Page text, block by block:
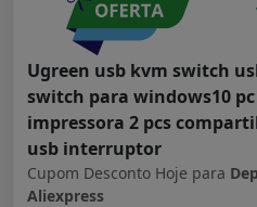
Ugreen usb kvm switch
switch para windows10
impressora 2 pcs
usb interruptor
Cupom Desconto Hoje para
Aliexpress